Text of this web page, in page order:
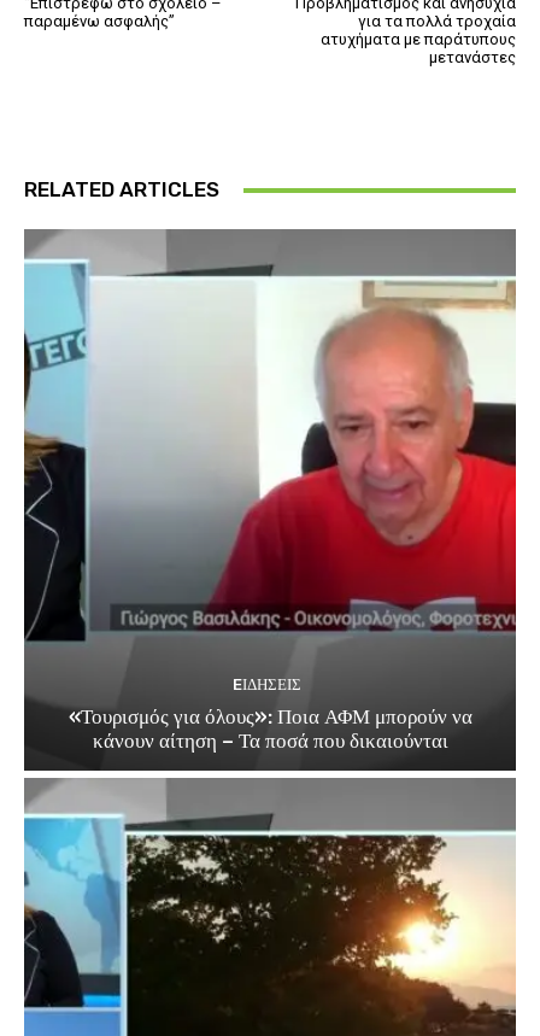
παραμένω ασφαλής”
για τα πολλά τροχαία
ατυχήματα με παράτυπους
μετανάστες
RELATED ARTICLES
EΙΔΗΣΕΙΣ
«Τουρισμός για όλους»: Ποια ΑΦΜ μπορούν να
κάνουν αίτηση – Τα ποσά που δικαιούνται